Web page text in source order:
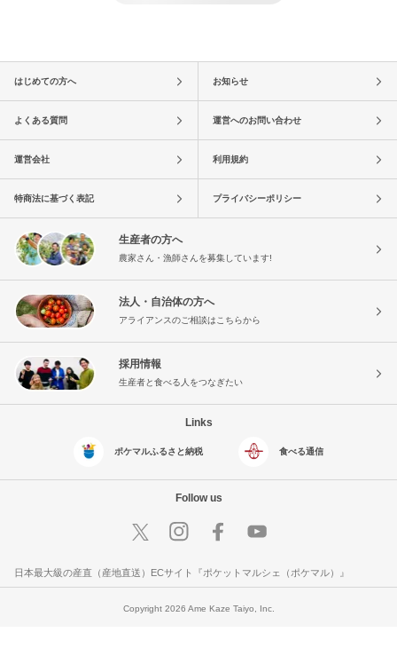
はじめての方へ お知らせ
よくある質問 運営へのお問い合わせ
運営会社 利用規約
特商法に基づく表記 プライバシーポリシー
生産者の方へ
農家さん・漁師さんを募集しています!
法人・自治体の方へ
アライアンスのご相談はこちらから
採用情報
生産者と食べる人をつなぎたい
Links
ポケマルふるさと納税 食べる通信
Follow us
日本最大級の産直（産地直送）ECサイト『ポケットマルシェ（ポケマル）』
Copyright 2026 Ame Kaze Taiyo, Inc.